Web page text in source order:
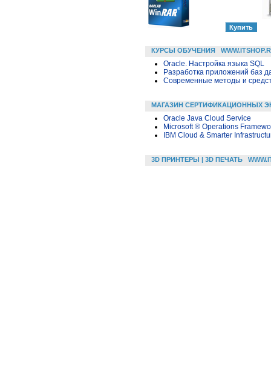
КУРСЫ ОБУЧЕНИЯ
Oracle. Настройка языка SQL
Разработка приложений баз
Современные методы и
МАГАЗИН СЕРТИФИКАЦИОННЫХ
Oracle Java Cloud Service
Microsoft ® Operations
IBM Cloud & Smarter
3D ПРИНТЕРЫ | 3D ПЕЧАТЬ